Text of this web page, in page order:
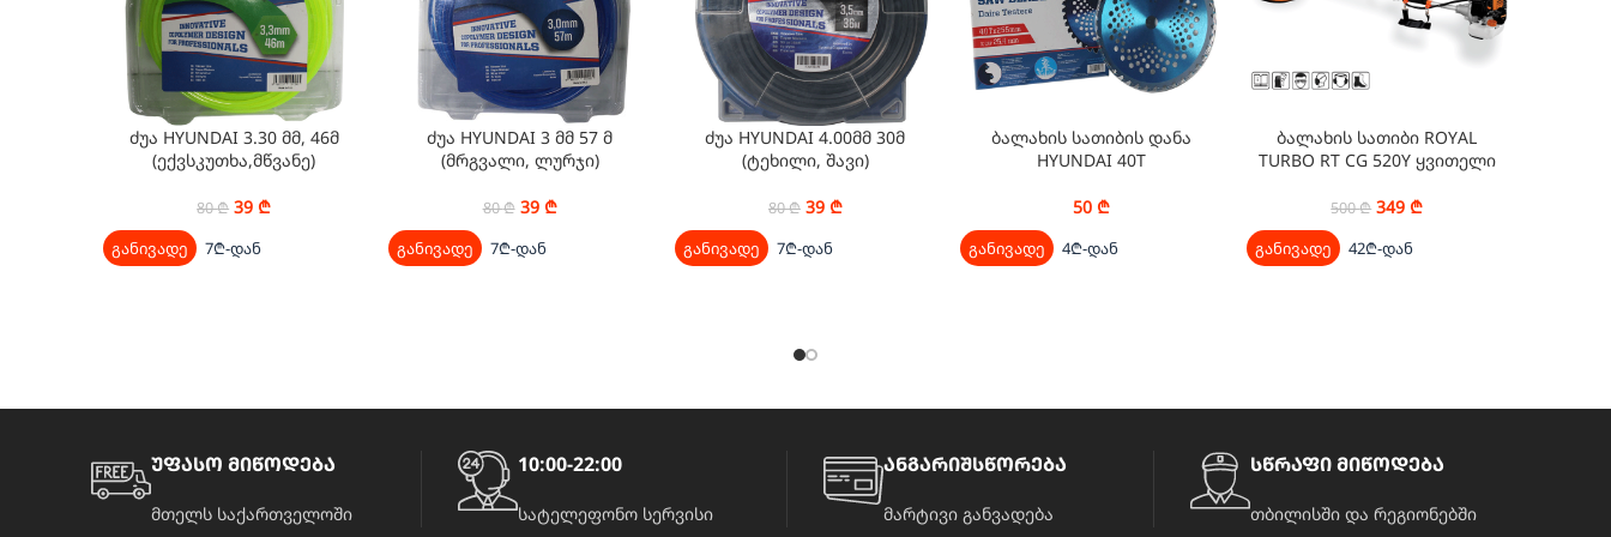
ძუა HYUNDAI 3.30 მმ, 46მ
(ექვსკუთხა,მწვანე)
80₾ 39 ₾
განივადე 7₾-დან
ძუა HYUNDAI 3 მმ 57 მ
(მრგვალი, ლურჯი)
80₾ 39 ₾
განივადე 7₾-დან
ძუა HYUNDAI 4.00მმ 30მ
(ტეხილი, შავი)
80₾ 39 ₾
განივადე 7₾-დან
ბალახის სათიბის დანა
HYUNDAI 40T
50 ₾
განივადე 4₾-დან
ბალახის სათიბი ROYAL
TURBO RT CG 520Y ყვითელი
500₾ 349 ₾
განივადე 42₾-დან
უფასო მიწოდება
მთელს საქართველოში
10:00-22:00
სატელეფონო სერვისი
ანგარიშსწორება
მარტივი განვადება
სწრაფი მიწოდება
თბილისში და რეგიონებში